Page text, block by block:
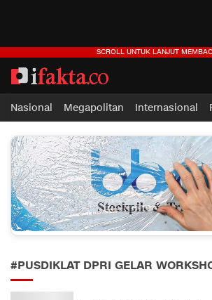
ifakta.co
#pastibenar
Nasional Megapolitan Internasional
#PUSDIKLAT DPRI GELAR